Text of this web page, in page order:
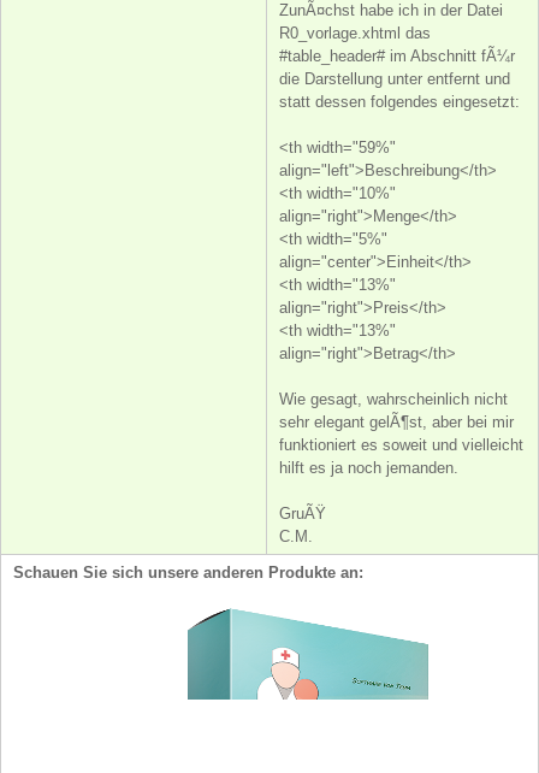
ZunÃ¤chst habe ich in der Datei
R0_vorlage.xhtml das
#table_header# im Abschnitt fÃ¼r
die Darstellung unter entfernt und
statt dessen folgendes eingesetzt:
<th width="59%"
align="left">Beschreibung</th>
<th width="10%"
align="right">Menge</th>
<th width="5%"
align="center">Einheit</th>
<th width="13%"
align="right">Preis</th>
<th width="13%"
align="right">Betrag</th>
Wie gesagt, wahrscheinlich nicht
sehr elegant gelÃ¶st, aber bei mir
funktioniert es soweit und vielleicht
hilft es ja noch jemanden.
GruÃŸ
C.M.
Schauen Sie sich unsere anderen Produkte an: